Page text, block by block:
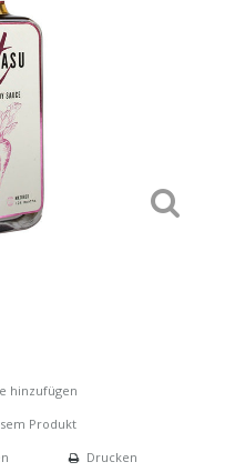
hinzufügen
Produkt
Drucken